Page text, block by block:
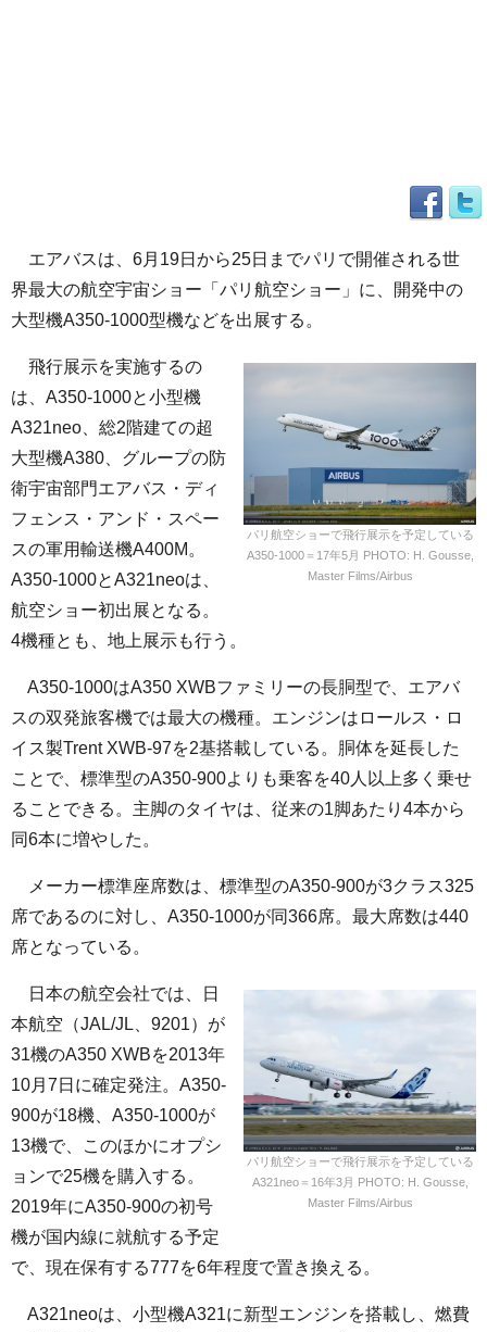
エアバスは、6月19日から25日までパリで開催される世
界最大の航空宇宙ショー「パリ航空ショー」に、開発中の
大型機A350-1000型機などを出展する。
パリ航空ショーで飛行展示を予定している
A350-1000＝17年5月 PHOTO: H. Gousse,
Master Films/Airbus
飛行展示を実施するの
は、A350-1000と小型機
A321neo、総2階建ての超
大型機A380、グループの防
衛宇宙部門エアバス・ディ
フェンス・アンド・スペー
スの軍用輸送機A400M。
A350-1000とA321neoは、
航空ショー初出展となる。
4機種とも、地上展示も行う。
A350-1000はA350 XWBファミリーの長胴型で、エアバ
スの双発旅客機では最大の機種。エンジンはロールス・ロ
イス製Trent XWB-97を2基搭載している。胴体を延長した
ことで、標準型のA350-900よりも乗客を40人以上多く乗せ
ることできる。主脚のタイヤは、従来の1脚あたり4本から
同6本に増やした。
メーカー標準座席数は、標準型のA350-900が3クラス325
席であるのに対し、A350-1000が同366席。最大席数は440
席となっている。
パリ航空ショーで飛行展示を予定している
A321neo＝16年3月 PHOTO: H. Gousse,
Master Films/Airbus
日本の航空会社では、日
本航空（JAL/JL、9201）が
31機のA350 XWBを2013年
10月7日に確定発注。A350-
900が18機、A350-1000が
13機で、このほかにオプシ
ョンで25機を購入する。
2019年にA350-900の初号
機が国内線に就航する予定
で、現在保有する777を6年程度で置き換える。
A321neoは、小型機A321に新型エンジンを搭載し、燃費